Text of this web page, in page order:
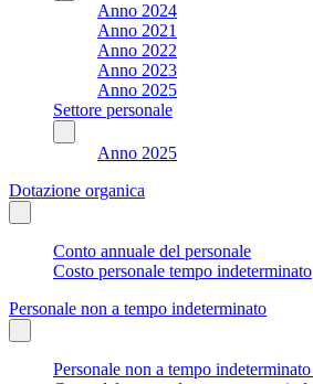
Anno 2024
Anno 2021
Anno 2022
Anno 2023
Anno 2025
Settore personale
Anno 2025
Dotazione organica
Conto annuale del personale
Costo personale tempo indeterminato
Personale non a tempo indeterminato
Personale non a tempo